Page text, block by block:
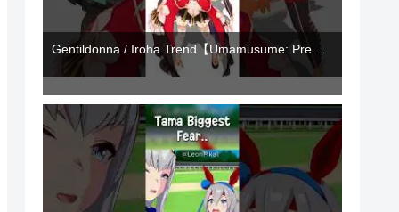
Gentildonna / Iroha Trend【Umamusume: Pre…